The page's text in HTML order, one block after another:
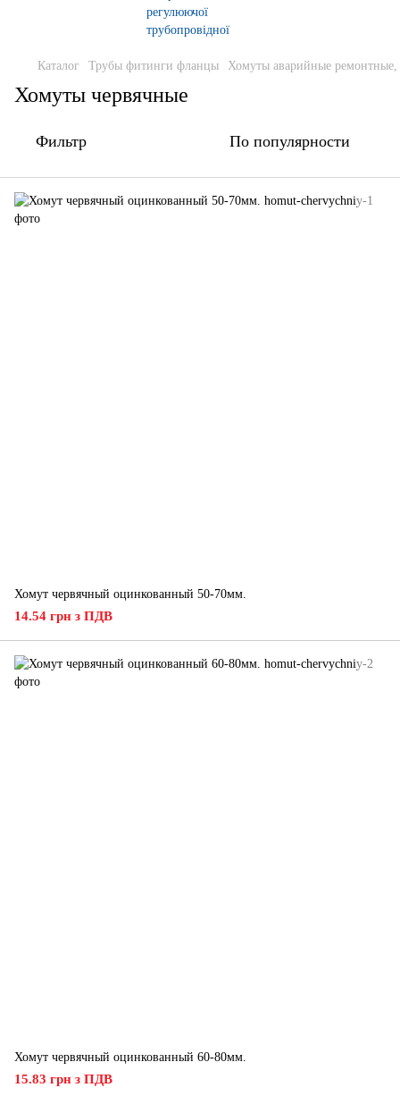
Каталог Трубы фитинги фланцы Хомуты аварийные ремонтные,
Хомуты червячные
Фильтр По популярности
Хомут червячный оцинкованный 50-70мм.
14.54 грн з ПДВ
Хомут червячный оцинкованный 60-80мм.
15.83 грн з ПДВ